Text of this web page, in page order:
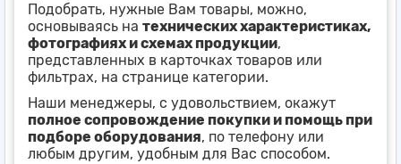
Подобрать, нужные Вам товары, можно,
основываясь на технических характеристиках,
фотографиях и схемах продукции,
представленных в карточках товаров или
фильтрах, на странице категории.
Наши менеджеры, с удовольствием, окажут
полное сопровождение покупки и помощь при
подборе оборудования, по телефону или
любым другим, удобным для Вас способом.